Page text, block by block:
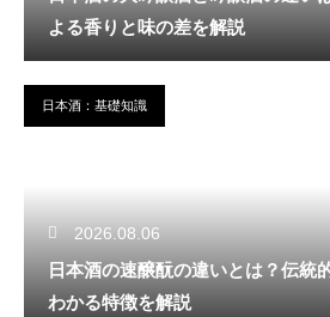
よる香りと味の差を解説
日本酒：基礎知識
2026.08.06
日本酒の速醸酛の違いとは？伝統
わかる特徴を解説